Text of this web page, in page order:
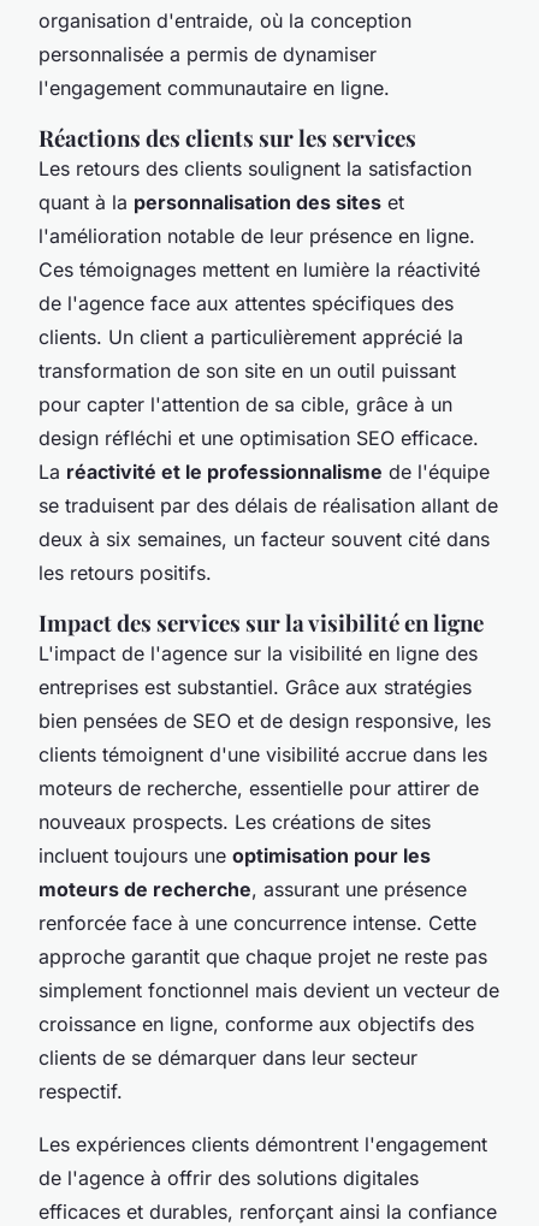
organisation d'entraide, où la conception
personnalisée a permis de dynamiser
l'engagement communautaire en ligne.
Réactions des clients sur les services
Les retours des clients soulignent la satisfaction
quant à la personnalisation des sites et
l'amélioration notable de leur présence en ligne.
Ces témoignages mettent en lumière la réactivité
de l'agence face aux attentes spécifiques des
clients. Un client a particulièrement apprécié la
transformation de son site en un outil puissant
pour capter l'attention de sa cible, grâce à un
design réfléchi et une optimisation SEO efficace.
La réactivité et le professionnalisme de l'équipe
se traduisent par des délais de réalisation allant de
deux à six semaines, un facteur souvent cité dans
les retours positifs.
Impact des services sur la visibilité en ligne
L'impact de l'agence sur la visibilité en ligne des
entreprises est substantiel. Grâce aux stratégies
bien pensées de SEO et de design responsive, les
clients témoignent d'une visibilité accrue dans les
moteurs de recherche, essentielle pour attirer de
nouveaux prospects. Les créations de sites
incluent toujours une optimisation pour les
moteurs de recherche, assurant une présence
renforcée face à une concurrence intense. Cette
approche garantit que chaque projet ne reste pas
simplement fonctionnel mais devient un vecteur de
croissance en ligne, conforme aux objectifs des
clients de se démarquer dans leur secteur
respectif.
Les expériences clients démontrent l'engagement
de l'agence à offrir des solutions digitales
efficaces et durables, renforçant ainsi la confiance